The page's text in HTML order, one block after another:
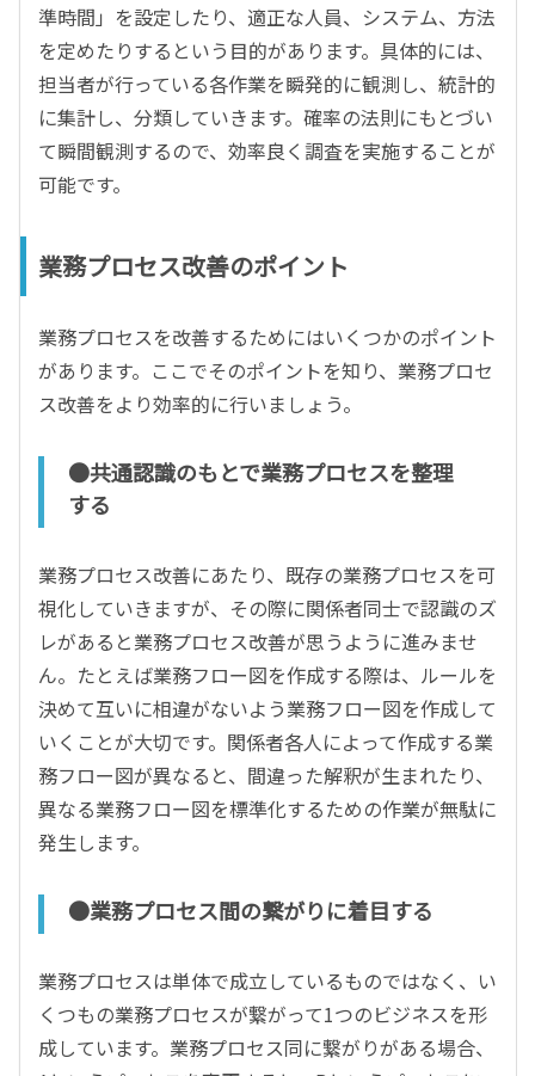
準時間」を設定したり、適正な人員、システム、方法
を定めたりするという目的があります。具体的には、
担当者が行っている各作業を瞬発的に観測し、統計的
に集計し、分類していきます。確率の法則にもとづい
て瞬間観測するので、効率良く調査を実施することが
可能です。
業務プロセス改善のポイント
業務プロセスを改善するためにはいくつかのポイント
があります。ここでそのポイントを知り、業務プロセ
ス改善をより効率的に行いましょう。
●共通認識のもとで業務プロセスを整理
する
業務プロセス改善にあたり、既存の業務プロセスを可
視化していきますが、その際に関係者同士で認識のズ
レがあると業務プロセス改善が思うように進みませ
ん。たとえば業務フロー図を作成する際は、ルールを
決めて互いに相違がないよう業務フロー図を作成して
いくことが大切です。関係者各人によって作成する業
務フロー図が異なると、間違った解釈が生まれたり、
異なる業務フロー図を標準化するための作業が無駄に
発生します。
●業務プロセス間の繋がりに着目する
業務プロセスは単体で成立しているものではなく、い
くつもの業務プロセスが繋がって1つのビジネスを形
成しています。業務プロセス同に繋がりがある場合、